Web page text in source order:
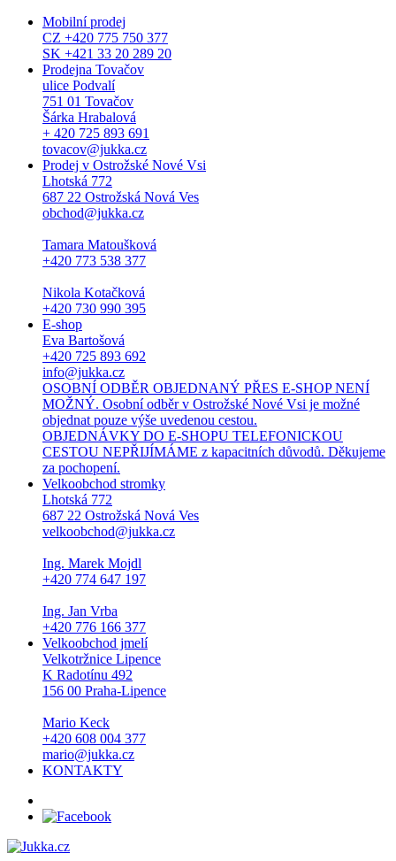
Mobilní prodej
CZ +420 775 750 377
SK +421 33 20 289 20
Prodejna Tovačov
ulice Podvalí
751 01 Tovačov
Šárka Hrabalová
+ 420 725 893 691
tovacov@jukka.cz
Prodej v Ostrožské Nové Vsi
Lhotská 772
687 22 Ostrožská Nová Ves
obchod@jukka.cz
Tamara Matoušková
+420 773 538 377
Nikola Kotačková
+420 730 990 395
E-shop
Eva Bartošová
+420 725 893 692
info@jukka.cz
OSOBNÍ ODBĚR OBJEDNANÝ PŘES E-SHOP NENÍ
MOŽNÝ. Osobní odběr v Ostrožské Nové Vsi je možné
objednat pouze výše uvedenou cestou.
OBJEDNÁVKY DO E-SHOPU TELEFONICKOU
CESTOU NEPŘIJÍMÁME z kapacitních důvodů. Děkujeme
za pochopení.
Velkoobchod stromky
Lhotská 772
687 22 Ostrožská Nová Ves
velkoobchod@jukka.cz
Ing. Marek Mojdl
+420 774 647 197
Ing. Jan Vrba
+420 776 166 377
Velkoobchod jmelí
Velkotržnice Lipence
K Radotínu 492
156 00 Praha-Lipence
Mario Keck
+420 608 004 377
mario@jukka.cz
KONTAKTY